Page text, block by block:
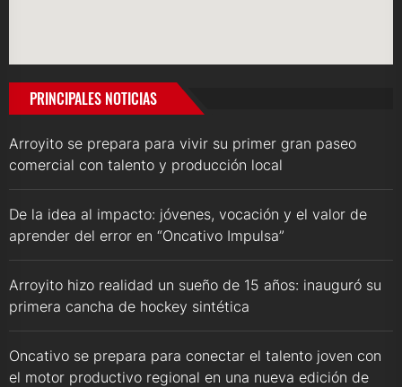
PRINCIPALES NOTICIAS
Arroyito se prepara para vivir su primer gran paseo
comercial con talento y producción local
De la idea al impacto: jóvenes, vocación y el valor de
aprender del error en “Oncativo Impulsa”
Arroyito hizo realidad un sueño de 15 años: inauguró su
primera cancha de hockey sintética
Oncativo se prepara para conectar el talento joven con
el motor productivo regional en una nueva edición de